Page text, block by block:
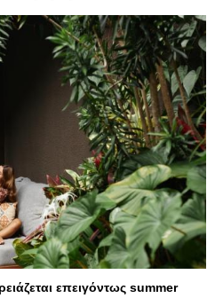
επειγόντως summer